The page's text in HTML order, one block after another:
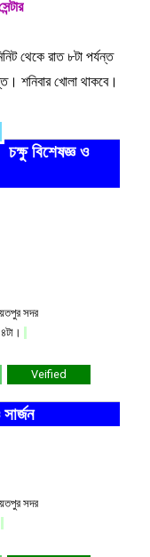
থেকে রাত ৮টা পর্যন্ত
শনিবার খোলা থাকবে।
চক্ষু বিশেষজ্ঞ ও
সদর
Veified
সদর